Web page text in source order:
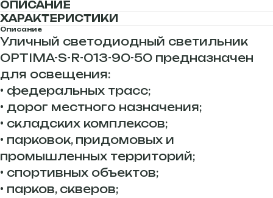
ОПИСАНИЕ
ХАРАКТЕРИСТИКИ
Описание
Уличный светодиодный светильник
OPTIMA-S-R-013-90-50 предназначен
для освещения:
• федеральных трасс;
• дорог местного назначения;
• складских комплексов;
• парковок, придомовых и
промышленных территорий;
• спортивных объектов;
• парков, скверов;